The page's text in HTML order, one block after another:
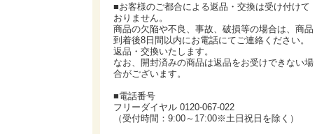
■お客様のご都合による返品・交換は受け付けて
おりません。
商品の欠陥や不良、事故、破損等の場合は、商品
到着後8日間以内にお電話にてご連絡ください。
返品・交換いたします。
なお、開封済みの商品は返品をお受けできない場
合がございます。
■電話番号
フリーダイヤル 0120-067-022
（受付時間：9:00～17:00※土日祝日を除く）